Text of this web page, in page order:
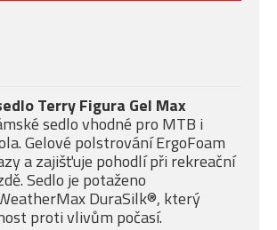
Terry Figura Gel Max
sedlo vhodné pro MTB i
Gelové polstrování ErgoFoam
a zajišťuje pohodlí při rekreační
Sedlo je potaženo
DuraSilk®, který
proti vlivům počasí.